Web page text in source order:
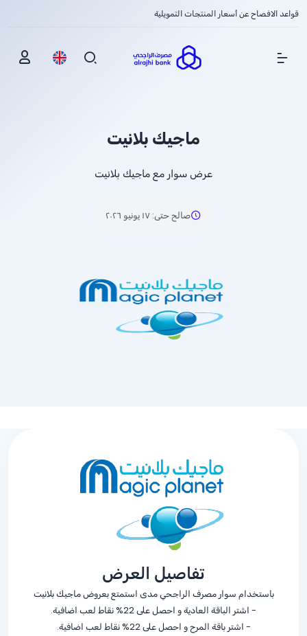
قواعد الافصاح عن أسعار المنتجات التمويلية
Show Menu
ماجيك بلانيت
عرض سوار مع ماجيك بلانيت
صالح حتى: ١٧ يونيو ٢٠٢٦
تفاصيل العرض
باستخدام سوار مصرف الراجحي مدى استمتع بعروض ماجيك بلانيت
- اشتر الباقة العادیة و احصل على%22 نقاط لعب اضافية.
- اشتر باقة المرح و احصل على%22 نقاط لعب اضافية.